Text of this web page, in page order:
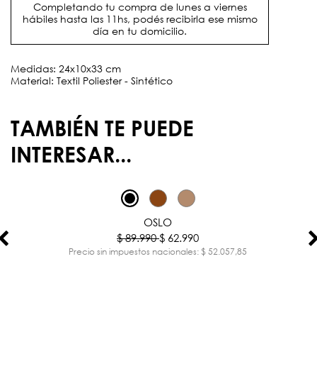
Completando tu compra de lunes a viernes
hábiles hasta las 11hs, podés recibirla ese mismo
día en tu domicilio.
Medidas: 24x10x33 cm
Material: Textil Poliester - Sintético
TAMBIÉN TE PUEDE
INTERESAR...
OSLO
$ 89.990$ 62.990
Precio sin impuestos nacionales: $ 52.057,85